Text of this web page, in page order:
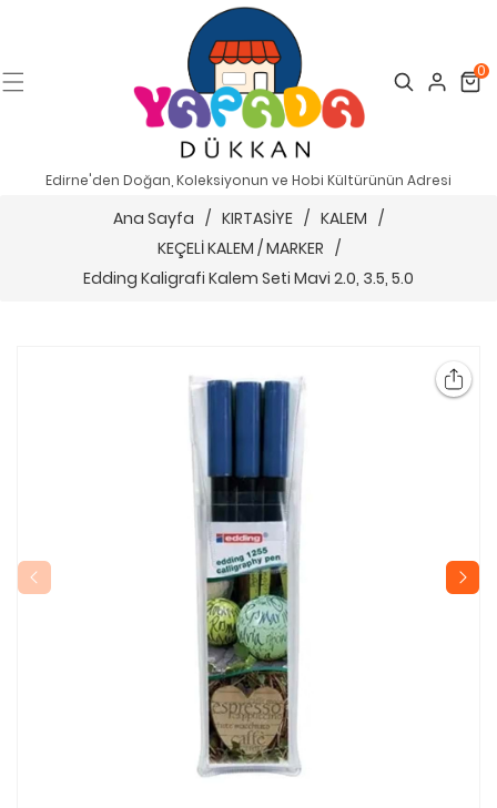
Search Cart
0
Edirne'den Doğan, Koleksiyonun ve Hobi Kültürünün Adresi
Ana Sayfa / KIRTASİYE / KALEM /
KEÇELİ KALEM / MARKER /
Edding Kaligrafi Kalem Seti Mavi 2.0, 3.5, 5.0